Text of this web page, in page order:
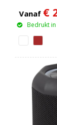
Vanaf €
Bedrukt